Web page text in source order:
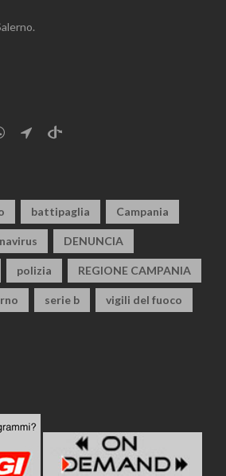
battipaglia Campania
DENUNCIA
polizia REGIONE CAMPANIA
serie b vigili del fuoco